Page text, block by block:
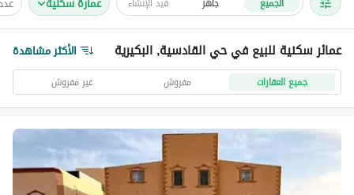
عمائر سكنية للبيع في حي القادسية, البكيرية الأكثر مشاهدة
جميع العقارات مفروش غير مفروش